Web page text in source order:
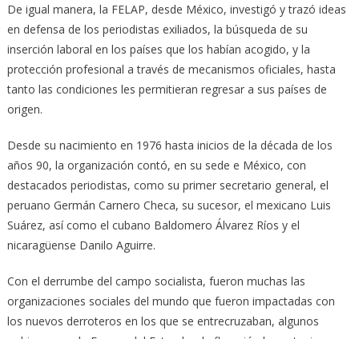
De igual manera, la FELAP, desde México, investigó y trazó ideas
en defensa de los periodistas exiliados, la búsqueda de su
inserción laboral en los países que los habían acogido, y la
protección profesional a través de mecanismos oficiales, hasta
tanto las condiciones les permitieran regresar a sus países de
origen.
Desde su nacimiento en 1976 hasta inicios de la década de los
años 90, la organización contó, en su sede e México, con
destacados periodistas, como su primer secretario general, el
peruano Germán Carnero Checa, su sucesor, el mexicano Luis
Suárez, así como el cubano Baldomero Álvarez Ríos y el
nicaragüense Danilo Aguirre.
Con el derrumbe del campo socialista, fueron muchas las
organizaciones sociales del mundo que fueron impactadas con
los nuevos derroteros en los que se entrecruzaban, algunos